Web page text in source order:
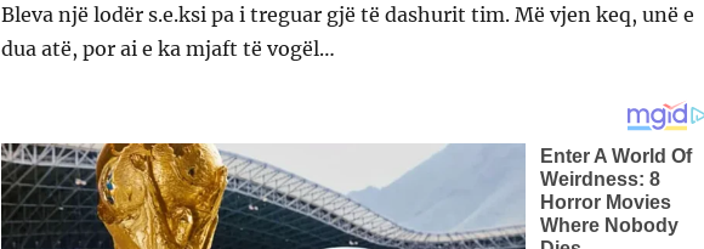
Bleva një lodër s.e.ksi pa i treguar gjë të dashurit tim. Më vjen keq, unë e
dua atë, por ai e ka mjaft të vogël…